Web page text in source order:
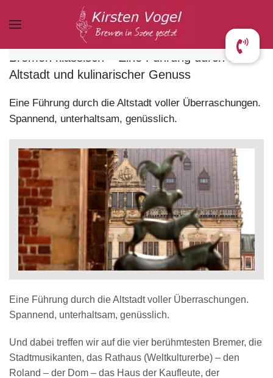
Zum Hauptinhalt springen
Bremen klassisch – Eine Führung durch die
Altstadt und kulinarischer Genuss
Eine Führung durch die Altstadt voller Überraschungen.
Spannend, unterhaltsam, genüsslich.
Eine Führung durch die Altstadt voller Überraschungen.
Spannend, unterhaltsam, genüsslich.
Und dabei treffen wir auf die vier berühmtesten Bremer, die
Stadtmusikanten, das Rathaus (Weltkulturerbe) – den
Roland – der Dom – das Haus der Kaufleute, der